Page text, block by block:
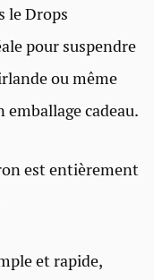
le Drops
pour suspendre
ou même
cadeau.
est entièrement
et rapide,